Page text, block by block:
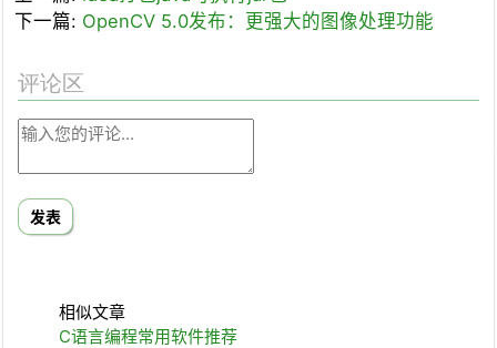
下一篇: OpenCV 5.0发布：更强大的图像处理功能
评论区
发表
相似文章
C语言编程常用软件推荐